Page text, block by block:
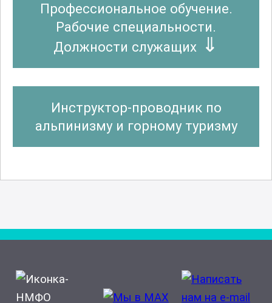
Профессиональное обучение.
Рабочие специальности.
Должности служащих
Инструктор-проводник по
альпинизму и горному туризму